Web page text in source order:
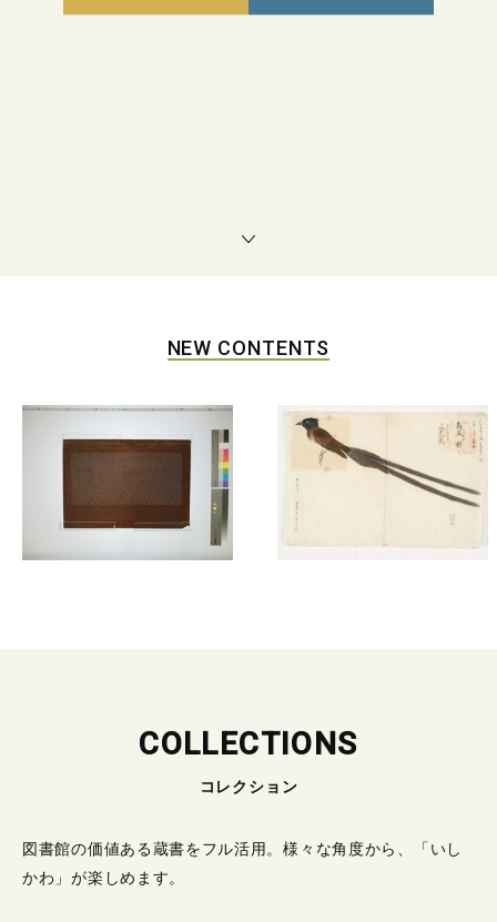
NEW CONTENTS
COLLECTIONS
コレクション
図書館の価値ある蔵書をフル活用。様々な角度から、「いし
かわ」が楽しめます。